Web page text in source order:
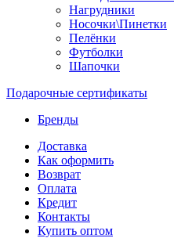
Нагрудники
Носочки\Пинетки
Пелёнки
Футболки
Шапочки
Подарочные сертификаты
Бренды
Доставка
Как оформить
Возврат
Оплата
Кредит
Контакты
Купить оптом